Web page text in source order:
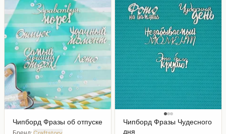
Чипборд Фразы об отпуске
Чипборд Фразы Чудесного
дня